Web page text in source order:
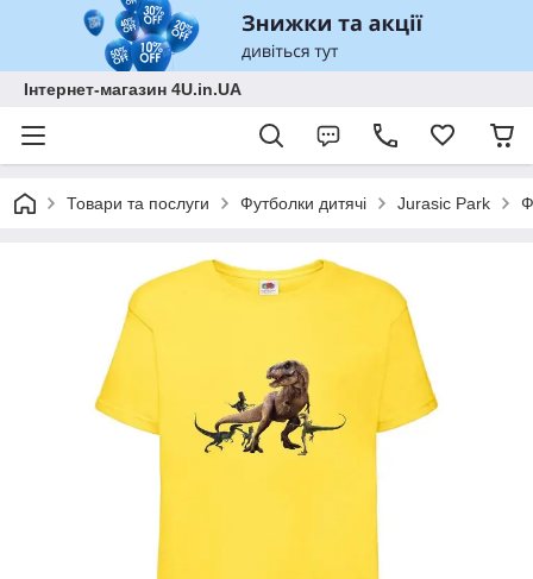
Інтернет-магазин 4U.in.UA
Товари та послуги Футболки дитячі Jurasic Park